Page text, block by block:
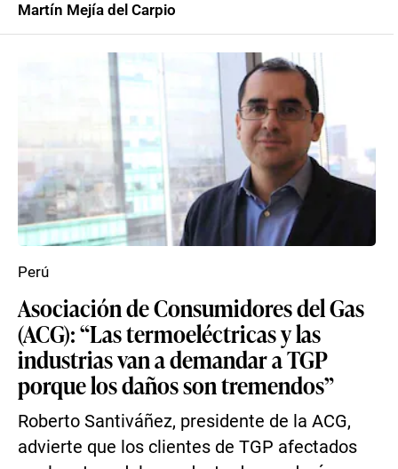
Martín Mejía del Carpio
Asociación de Consumidores del Gas
(ACG): “Las termoeléctricas y las
industrias van a demandar a TGP
porque los daños son tremendos”
Roberto Santiváñez, presidente de la ACG,
advierte que los clientes de TGP afectados
Perú